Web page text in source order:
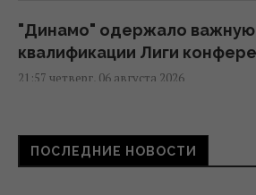
"Динамо" одержало важную
квалификации Лиги
21:57 четверг, 06 августа 2026
Анчоусы или сардины: какая
полезнее
ПОСЛЕДНИЕ НОВОСТИ